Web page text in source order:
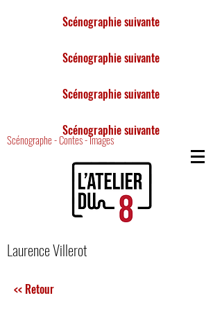
Scénographie suivante
Scénographie suivante
Scénographie suivante
Scénographe - Contes - Images
Scénographie suivante
Laurence Villerot
<< Retour